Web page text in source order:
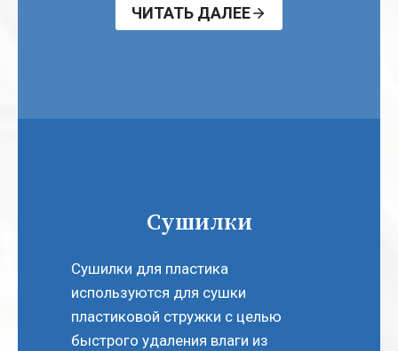
ЧИТАТЬ ДАЛЕЕ
Сушилки
Сушилки для пластика
используются для сушки
пластиковой стружки с целью
быстрого удаления влаги из